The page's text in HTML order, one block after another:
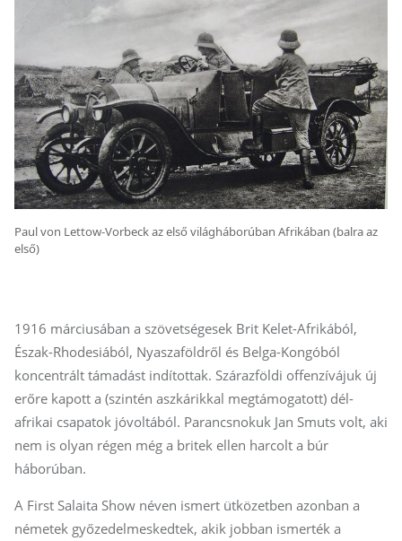
Paul von Lettow-Vorbeck az első világháborúban Afrikában (balra az
első)
1916 márciusában a szövetségesek Brit Kelet-Afrikából,
Észak-Rhodesiából, Nyaszaföldről és Belga-Kongóból
koncentrált támadást indítottak. Szárazföldi offenzívájuk új
erőre kapott a (szintén aszkárikkal megtámogatott) dél-
afrikai csapatok jóvoltából. Parancsnokuk Jan Smuts volt, aki
nem is olyan régen még a britek ellen harcolt a búr
háborúban.
A First Salaita Show néven ismert ütközetben azonban a
németek győzedelmeskedtek, akik jobban ismerték a